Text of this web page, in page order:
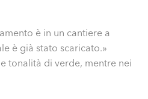
è in un cantiere a
è già stato scaricato.»
tonalità di verde, mentre nei